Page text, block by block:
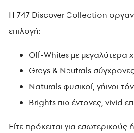
Η 747 Discover Collection
Off-Whites με μεγαλύτερα
Greys & Neutrals
Naturals φυσικοί, γήινοι
Brights πιο έντονες, vivid
Είτε πρόκειται για